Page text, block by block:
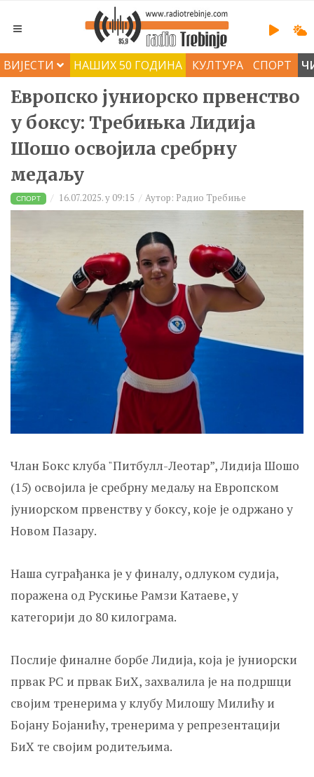
ВИЈЕСТИ НАШИХ 50 ГОДИНА КУЛТУРА СПОРТ
Европско јуниорско првенство
у боксу: Требињка Лидија
Шошо освојила сребрну
медаљу
СПОРТ 16.07.2025. у 09:15 Аутор: Радио Требиње
Члан Бокс клуба "Питбулл-Леотар”, Лидија Шошо
(15) освојила је сребрну медаљу на Европском
јуниорском првенству у боксу, које је одржано у
Новом Пазару.
Наша суграђанка је у финалу, одлуком судија,
поражена од Рускиње Рамзи Катаеве, у
категорији до 80 килограма.
Послије финалне борбе Лидија, која је јуниорски
првак РС и првак БиХ, захвалила је на подршци
својим тренерима у клубу Милошу Милићу и
Бојану Бојанићу, тренерима у репрезентацији
БиХ те својим родитељима.